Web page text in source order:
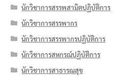
นักวิชาการสรรพสามิตปฏิบัติการ
นักวิชาการสรรพากร
นักวิชาการสรรพากรปฏิบัติการ
นักวิชาการสหกรณ์ปฏิบัติการ
นักวิชาการสาธารณสุข